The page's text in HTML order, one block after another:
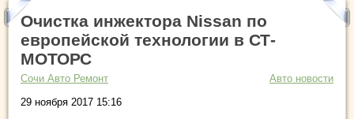
Очиcтка инжектора Nissan по
европейской технологии в СТ-
МОТОРС
Сочи Авто Ремонт
Авто новости
29 ноября 2017 15:16